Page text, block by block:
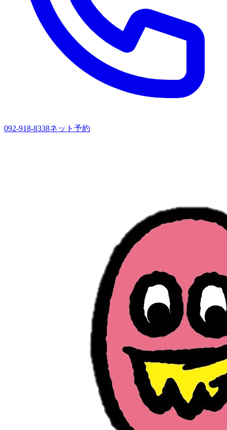
092-918-8338ネット予約